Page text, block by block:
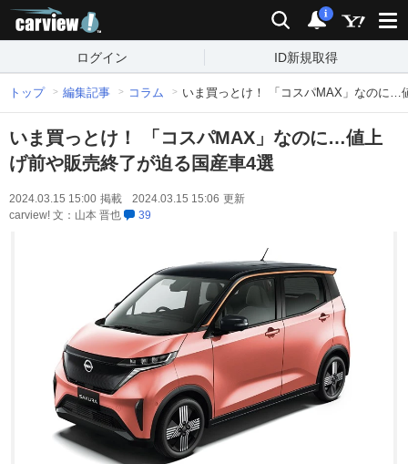
検索 通知
i
ログイン ID新規取得
トップ 編集記事 コラム いま買っとけ！ 「コスパMAX」なのに…
いま買っとけ！ 「コスパMAX」なのに…値上
げ前や販売終了が迫る国産車4選
2024.03.15 15:00 掲載 2024.03.15 15:06 更新
carview! 文：山本 晋也
39